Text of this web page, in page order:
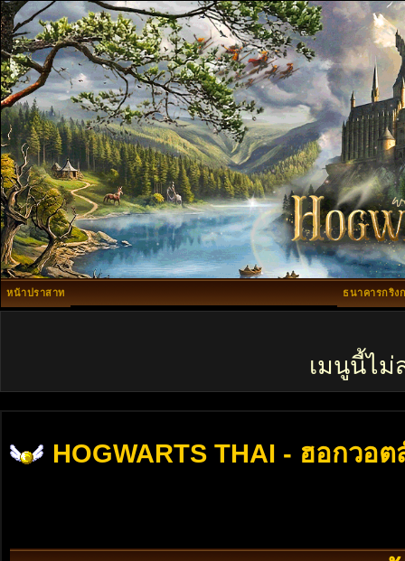
หน้าปราสาท ธนาคารกริง
เมนูนี้ไม่
HOGWARTS THAI - ฮอกวอต